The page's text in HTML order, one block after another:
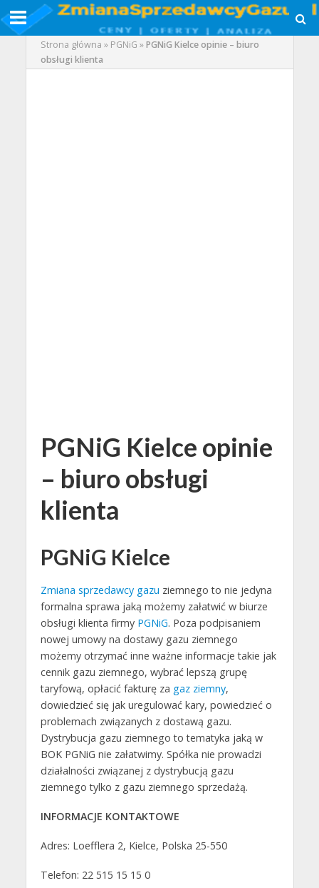
Strona główna » PGNiG »PGNiG Kielce opinie – biuro
obsługi klienta
PGNiG Kielce opinie
– biuro obsługi
klienta
PGNiG Kielce
Zmiana sprzedawcy gazu ziemnego to nie jedyna
formalna sprawa jaką możemy załatwić w biurze
obsługi klienta firmy PGNiG. Poza podpisaniem
nowej umowy na dostawy gazu ziemnego
możemy otrzymać inne ważne informacje takie jak
cennik gazu ziemnego, wybrać lepszą grupę
taryfową, opłacić fakturę za gaz ziemny,
dowiedzieć się jak uregulować kary, powiedzieć o
problemach związanych z dostawą gazu.
Dystrybucja gazu ziemnego to tematyka jaką w
BOK PGNiG nie załatwimy. Spółka nie prowadzi
działalności związanej z dystrybucją gazu
ziemnego tylko z gazu ziemnego sprzedażą.
INFORMACJE KONTAKTOWE
Adres: Loefflera 2, Kielce, Polska 25-550
Telefon: 22 515 15 15 0